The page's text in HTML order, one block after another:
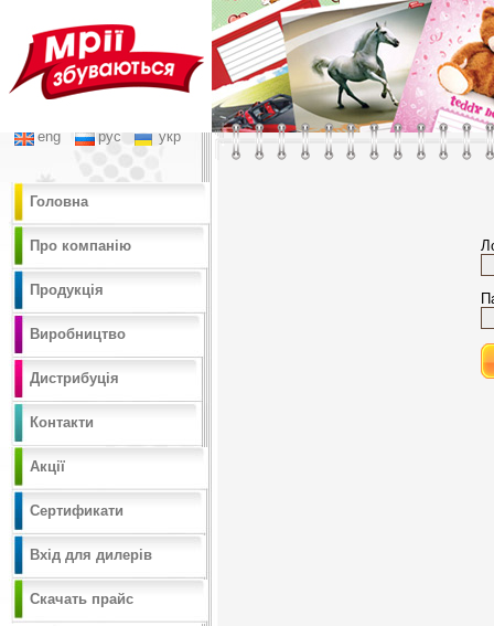
Головна
Про компанію
Продукція
Виробництво
Дистрибуція
Контакти
Акції
Сертификати
Вхід для дилерів
Скачать прайс
eng рус укр